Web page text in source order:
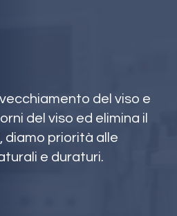
del viso e
del viso ed elimina il
diamo priorità alle
e duraturi.